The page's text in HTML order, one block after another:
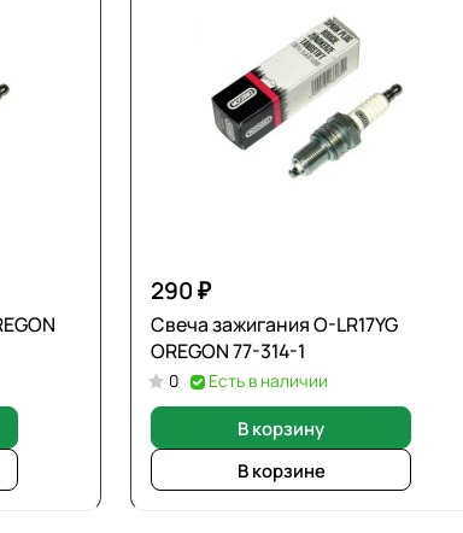
290 ₽
Свеча зажигания O-LR17YG
OREGON 77-314-1
0 Есть в наличии
В корзину
В корзине